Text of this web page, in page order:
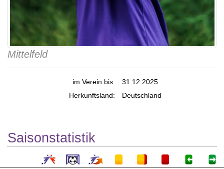
Mittelfeld
im Verein bis:
31.12.2025
Herkunftsland:
Deutschland
Saisonstatistik